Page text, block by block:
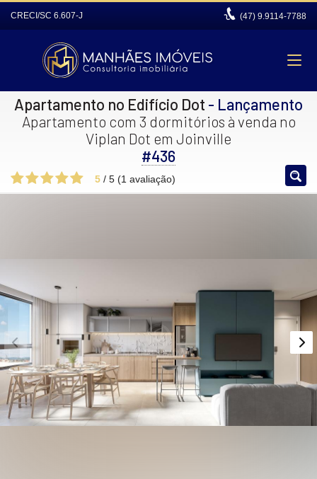
CRECI/SC 6.607-J (47) 9.9114-7788
Apartamento no Edifício Dot - Lançamento
Apartamento com 3 dormitórios à venda no
Viplan Dot em Joinville
#436
5 / 5 (1 avaliação)